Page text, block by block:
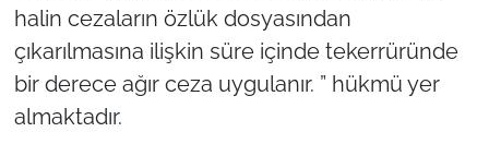
halin cezaların özlük dosyasından
çıkarılmasına ilişkin süre içinde tekerrüründe
bir derece ağır ceza uygulanır. ” hükmü yer
almaktadır.